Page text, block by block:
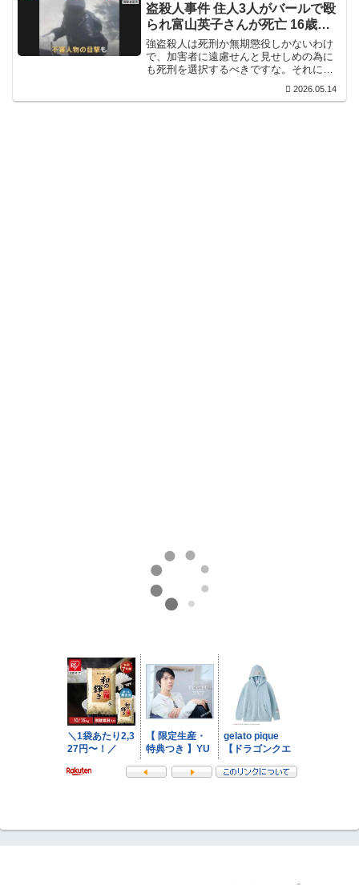
盗殺人事件 住人3人がバールで殴
られ富山英子さんが死亡 16歳少
年の身柄確保
強盗殺人は死刑か無期懲役しかないわけ
で、加害者に遠慮せんと見せしめの為に
も死刑を選択するべきですな。それにし
そういうレベルを通り越して、見ず知ら
2026.05.14